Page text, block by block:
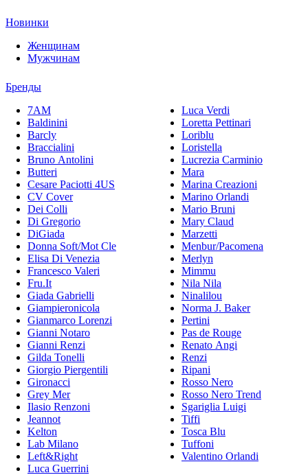
Новинки
Женщинам
Мужчинам
Бренды
7AM
Baldinini
Barcly
Braccialini
Bruno Antolini
Butteri
Cesare Paciotti 4US
CV Cover
Dei Colli
Di Gregorio
DiGiada
Donna Soft/Mot Cle
Elisa Di Venezia
Francesco Valeri
Fru.It
Giada Gabrielli
Giampieronicola
Gianmarco Lorenzi
Gianni Notaro
Gianni Renzi
Gilda Tonelli
Giorgio Piergentili
Gironacci
Grey Mer
Ilasio Renzoni
Jeannot
Kelton
Lab Milano
Left&Right
Luca Guerrini
Luca Verdi
Loretta Pettinari
Loriblu
Loristella
Lucrezia Carminio
Mara
Marina Creazioni
Marino Orlandi
Mario Bruni
Mary Claud
Marzetti
Menbur/Pacomena
Merlyn
Mimmu
Nila Nila
Ninalilou
Norma J. Baker
Pertini
Pas de Rouge
Renato Angi
Renzi
Ripani
Rosso Nero
Rosso Nero Trend
Sgariglia Luigi
Tiffi
Tosca Blu
Tuffoni
Valentino Orlandi